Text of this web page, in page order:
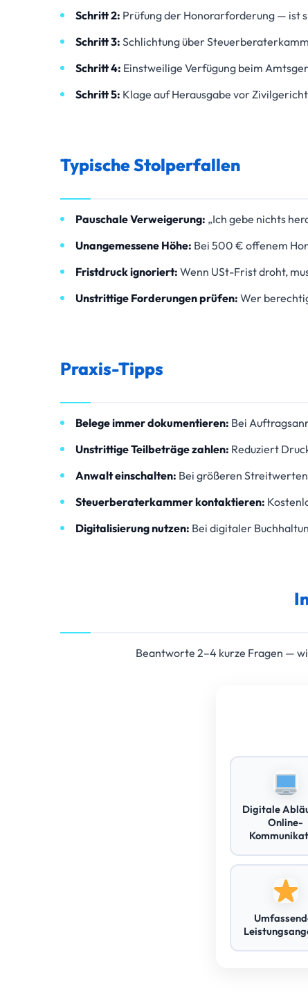
Schritt 2: Prüfung der Honorarforderung — ist
Schritt 3: Schlichtung über
Schritt 4: Einstweilige Verfügung beim
Schritt 5: Klage auf Herausgabe vor Zivilgericht
Typische Stolperfallen
Pauschale Verweigerung: „Ich gebe nichts
Unangemessene Höhe: Bei 500 € offenem
Fristdruck ignoriert: Wenn USt-Frist droht,
Unstrittige Forderungen prüfen: Wer
Praxis-Tipps
Belege immer dokumentieren: Bei
Unstrittige Teilbeträge zahlen: Reduziert
Anwalt einschalten: Bei größeren
Steuerberaterkammer kontaktieren:
Digitalisierung nutzen: Bei digitaler
Beantworte 2–4 kurze Fragen —
Digitale
Online-